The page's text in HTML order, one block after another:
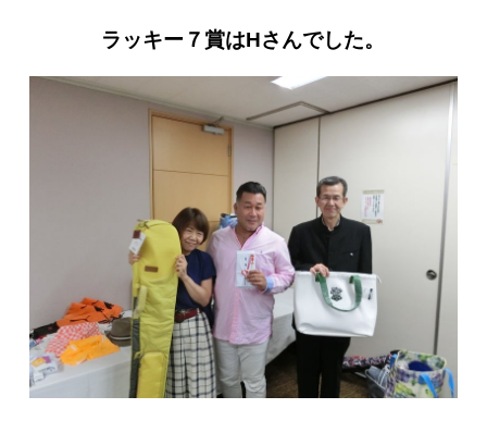
ラッキー７賞はHさんでした。